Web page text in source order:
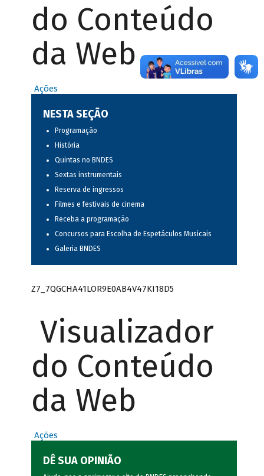
do Conteúdo
da Web
Ações
NESTA SEÇÃO
Programação
História
Quintas no BNDES
Sextas instrumentais
Reserva de ingressos
Filmes e festivais de cinema
Receba a programação
Concursos para Escolha de Espetáculos Musicais
Galeria BNDES
Z7_7QGCHA41LOR9E0AB4V47KI18D5
Visualizador
do Conteúdo
da Web
Ações
DÊ SUA OPINIÃO